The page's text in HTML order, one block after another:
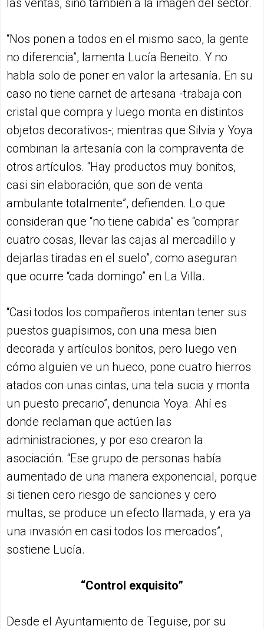
“Nos ponen a todos en el mismo saco, la gente
no diferencia”, lamenta Lucía Beneito. Y no
habla solo de poner en valor la artesanía. En su
caso no tiene carnet de artesana -trabaja con
cristal que compra y luego monta en distintos
objetos decorativos-; mientras que Silvia y Yoya
combinan la artesanía con la compraventa de
otros artículos. “Hay productos muy bonitos,
casi sin elaboración, que son de venta
ambulante totalmente”, defienden. Lo que
consideran que “no tiene cabida” es “comprar
cuatro cosas, llevar las cajas al mercadillo y
dejarlas tiradas en el suelo”, como aseguran
que ocurre “cada domingo” en La Villa.
“Casi todos los compañeros intentan tener sus
puestos guapísimos, con una mesa bien
decorada y artículos bonitos, pero luego ven
cómo alguien ve un hueco, pone cuatro hierros
atados con unas cintas, una tela sucia y monta
un puesto precario”, denuncia Yoya. Ahí es
donde reclaman que actúen las
administraciones, y por eso crearon la
asociación. “Ese grupo de personas había
aumentado de una manera exponencial, porque
si tienen cero riesgo de sanciones y cero
multas, se produce un efecto llamada, y era ya
una invasión en casi todos los mercados”,
sostiene Lucía.
“Control exquisito”
Desde el Ayuntamiento de Teguise, por su